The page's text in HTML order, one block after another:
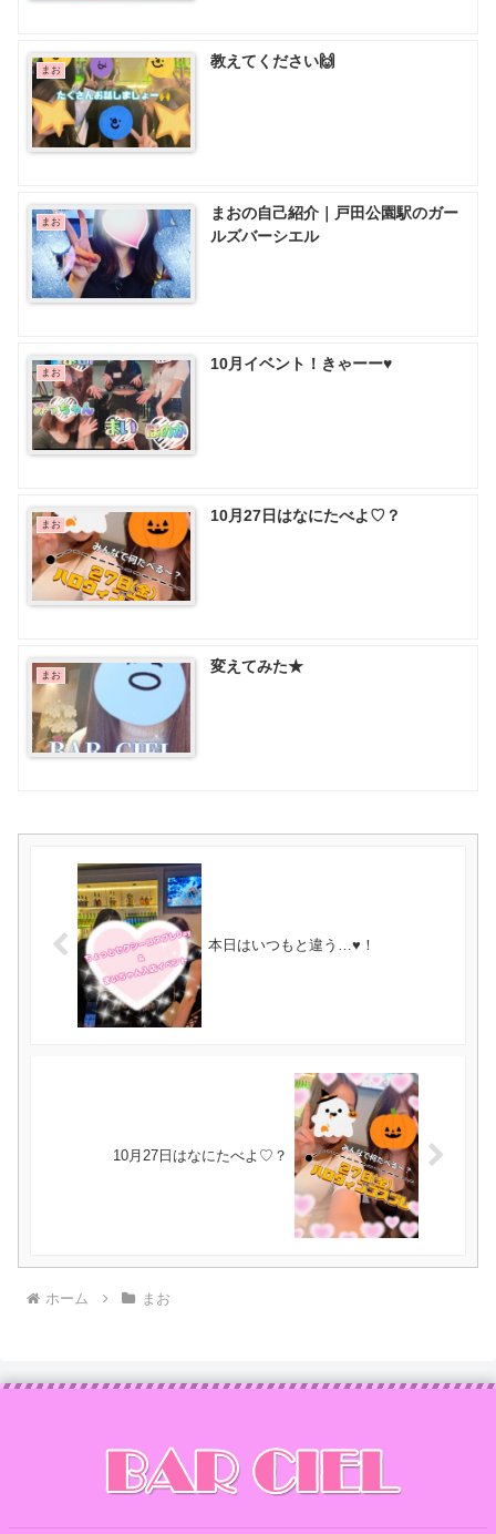
まお 教えてください🙌
まお
まおの自己紹介｜戸田公園駅のガー
ルズバーシエル
まお 10月イベント！きゃーー♥
まお 10月27日はなにたべよ♡？
まお 変えてみた★
本日はいつもと違う…♥！
10月27日はなにたべよ♡？
ホーム まお